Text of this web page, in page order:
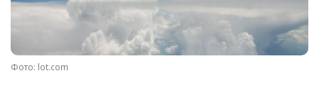
Фото: lot.com